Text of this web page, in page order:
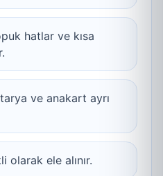
hatlar ve kısa
ve anakart ayrı
olarak ele alınır.